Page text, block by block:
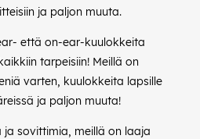
ja paljon muuta.
että on-ear-kuulokkeita
tarpeisiin! Meillä on
varten, kuulokkeita lapsille
ja paljon muuta!
sovittimia, meillä on laaja